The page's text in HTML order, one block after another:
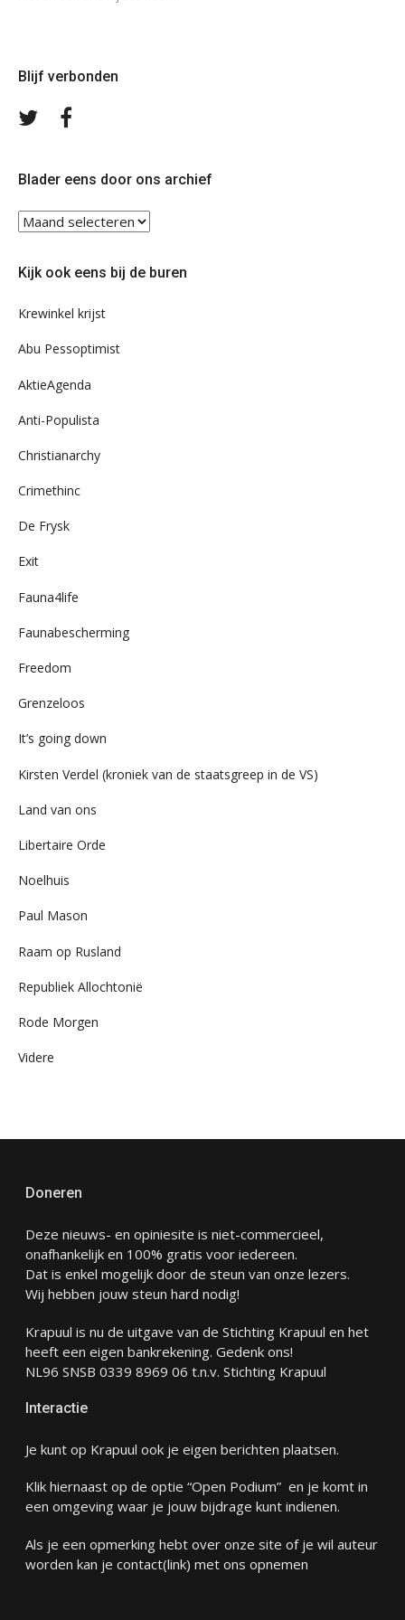
Blijf verbonden
Volg
Blader eens door ons archief
Blader
ons
Kijk ook eens bij de buren
Krewinkel krijst
Abu Pessoptimist
AktieAgenda
Anti-Populista
Christianarchy
Crimethinc
De Frysk
Exit
Fauna4life
Faunabescherming
Freedom
Grenzeloos
It’s going down
Kirsten Verdel (kroniek van de staatsgreep in de VS)
Land van ons
Libertaire Orde
Noelhuis
Paul Mason
Raam op Rusland
Republiek Allochtonië
Rode Morgen
Videre
Doneren
Deze nieuws- en opiniesite is niet-commercieel,
onafhankelijk en 100% gratis voor iedereen.
Dat is enkel mogelijk door de steun van onze lezers.
Wij hebben jouw steun hard nodig!
Krapuul is nu de uitgave van de Stichting Krapuul en het
heeft een eigen bankrekening. Gedenk ons!
NL96 SNSB 0339 8969 06 t.n.v. Stichting Krapuul
Interactie
Je kunt op Krapuul ook je eigen berichten plaatsen.
Klik hiernaast op de optie “Open Podium” en je komt in
een omgeving waar je jouw bijdrage kunt indienen.
Als je een opmerking hebt over onze site of je wil auteur
worden kan je contact(link) met ons opnemen